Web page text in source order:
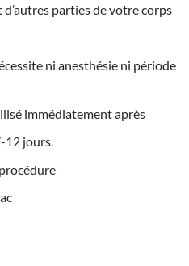
d’autres parties de votre corps
ni anesthésie ni période
immédiatement après
12 jours.